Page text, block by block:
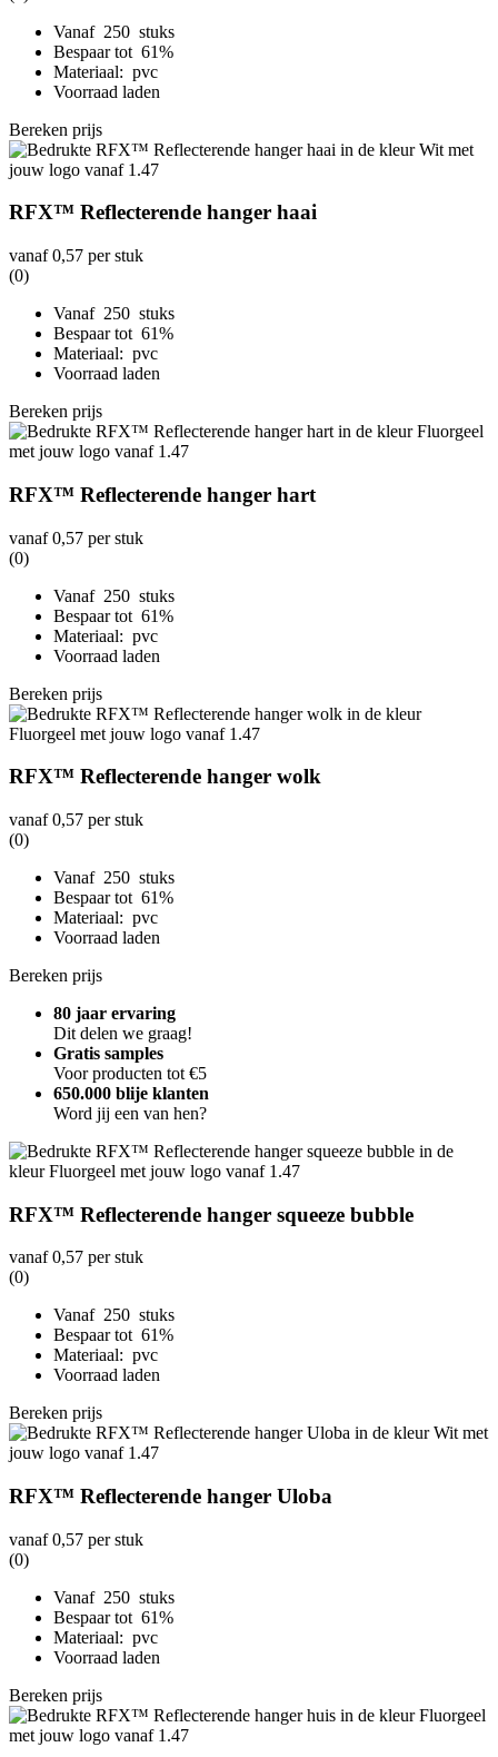
Vanaf 250 stuks
Bespaar tot 61%
Materiaal: pvc
Voorraad laden
Bereken prijs
RFX™ Reflecterende hanger haai
vanaf0,57 per stuk
(0)
Vanaf 250 stuks
Bespaar tot 61%
Materiaal: pvc
Voorraad laden
Bereken prijs
RFX™ Reflecterende hanger hart
vanaf0,57 per stuk
(0)
Vanaf 250 stuks
Bespaar tot 61%
Materiaal: pvc
Voorraad laden
Bereken prijs
RFX™ Reflecterende hanger wolk
vanaf0,57 per stuk
(0)
Vanaf 250 stuks
Bespaar tot 61%
Materiaal: pvc
Voorraad laden
Bereken prijs
80 jaar ervaring
Dit delen we graag!
Gratis samples
Voor producten tot €5
650.000 blije klanten
Word jij een van hen?
RFX™ Reflecterende hanger squeeze bubble
vanaf0,57 per stuk
(0)
Vanaf 250 stuks
Bespaar tot 61%
Materiaal: pvc
Voorraad laden
Bereken prijs
RFX™ Reflecterende hanger Uloba
vanaf0,57 per stuk
(0)
Vanaf 250 stuks
Bespaar tot 61%
Materiaal: pvc
Voorraad laden
Bereken prijs